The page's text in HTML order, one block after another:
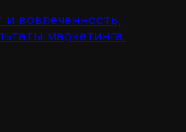
вовлечённость,
маркетинга.